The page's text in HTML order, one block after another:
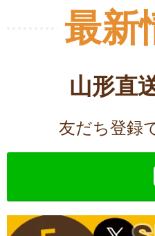
最新
山形直
友だち登録